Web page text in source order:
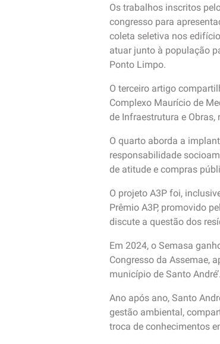
Os trabalhos inscritos
congresso para
coleta seletiva nos
atuar junto à população
Ponto Limpo.
O terceiro artigo
Complexo Maurício de
de Infraestrutura e
O quarto aborda a
responsabilidade
de atitude e compras
O projeto A3P foi,
Prêmio A3P, promovido
discute a questão dos
Em 2024, o Semasa
Congresso da Assemae,
município de Santo André’.
Ano após ano, Santo
gestão ambiental,
troca de conhecimentos